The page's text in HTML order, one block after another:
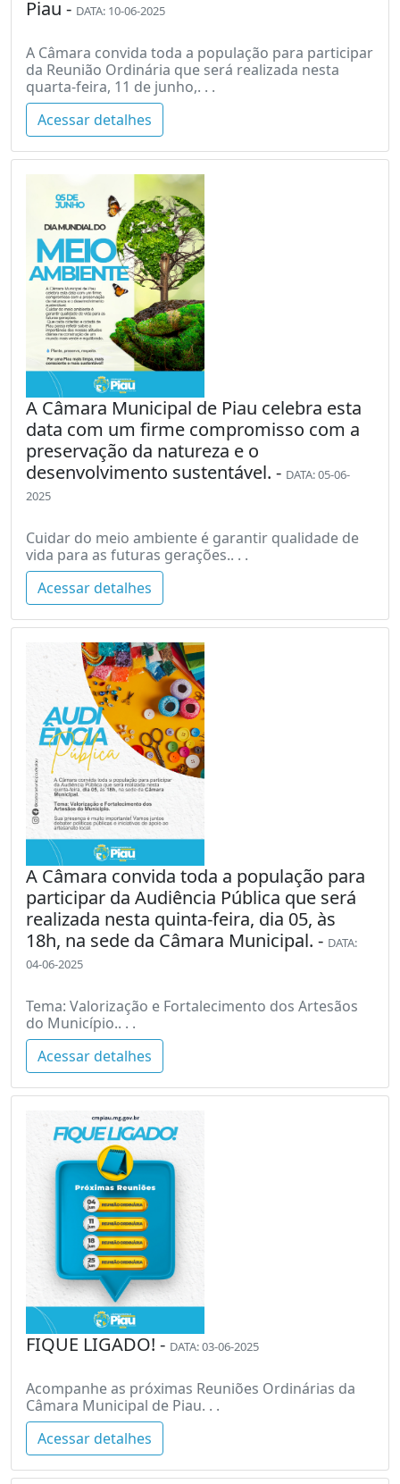
Piau - DATA: 10-06-2025
A Câmara convida toda a população para participar
da Reunião Ordinária que será realizada nesta
quarta-feira, 11 de junho,. . .
Acessar detalhes
A Câmara Municipal de Piau celebra esta
data com um firme compromisso com a
preservação da natureza e o
desenvolvimento sustentável. - DATA: 05-06-
2025
Cuidar do meio ambiente é garantir qualidade de
vida para as futuras gerações.. . .
Acessar detalhes
A Câmara convida toda a população para
participar da Audiência Pública que será
realizada nesta quinta-feira, dia 05, às
18h, na sede da Câmara Municipal. - DATA:
04-06-2025
Tema: Valorização e Fortalecimento dos Artesãos
do Município.. . .
Acessar detalhes
FIQUE LIGADO! - DATA: 03-06-2025
Acompanhe as próximas Reuniões Ordinárias da
Câmara Municipal de Piau. . .
Acessar detalhes